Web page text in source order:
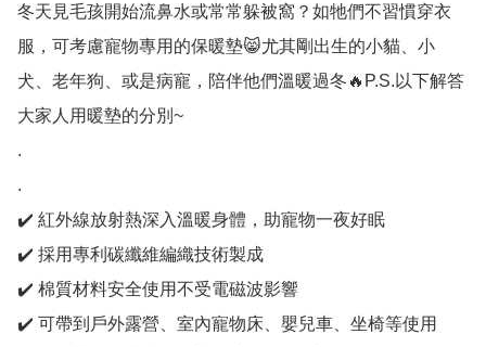
冬天見毛孩開始流鼻水或常常躲被窩？如牠們不習慣穿衣
服，可考慮寵物專用的保暖墊😸尤其剛出生的小貓、小
犬、老年狗、或是病寵，陪伴他們溫暖過冬🔥P.S.以下解答
大家人用暖墊的分別~
.
.
✔️ 紅外線放射熱深入溫暖身體，助寵物一夜好眠
✔️ 採用專利碳纖維編織技術製成
✔️ 棉質材料安全使用不受電磁波影響
✔️ 可帶到戶外露營、室內寵物床、嬰兒車、坐椅等使用